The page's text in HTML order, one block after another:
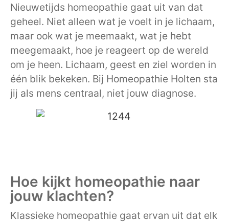
Nieuwetijds homeopathie gaat uit van dat
geheel. Niet alleen wat je voelt in je lichaam,
maar ook wat je meemaakt, wat je hebt
meegemaakt, hoe je reageert op de wereld
om je heen. Lichaam, geest en ziel worden in
één blik bekeken. Bij Homeopathie Holten sta
jij als mens centraal, niet jouw diagnose.
Hoe kijkt homeopathie naar
jouw klachten?
Klassieke homeopathie gaat ervan uit dat elk